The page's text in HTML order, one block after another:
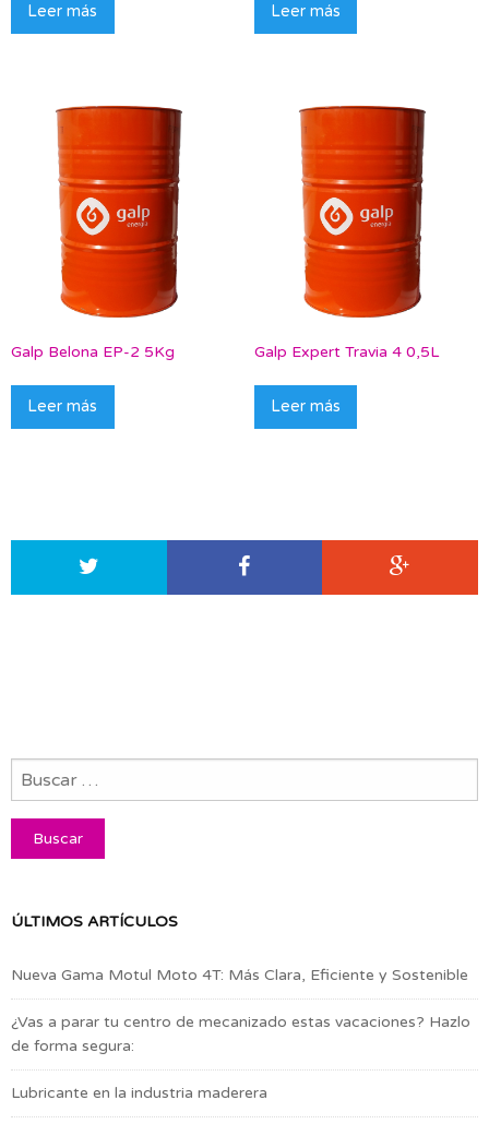
Leer más Leer más
Galp Belona EP-2 5Kg
Leer más
Galp Expert Travia 4 0,5L
Leer más
ÚLTIMOS ARTÍCULOS
Nueva Gama Motul Moto 4T: Más Clara, Eficiente y Sostenible
¿Vas a parar tu centro de mecanizado estas vacaciones? Hazlo
de forma segura:
Lubricante en la industria maderera